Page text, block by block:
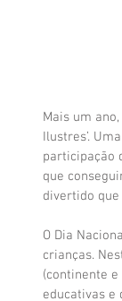
Mais um
Ilustres’.
participação
que
divertido que
O Dia
crianças.
(continente
educativas e